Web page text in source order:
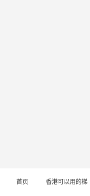
首页 香港可以用的梯